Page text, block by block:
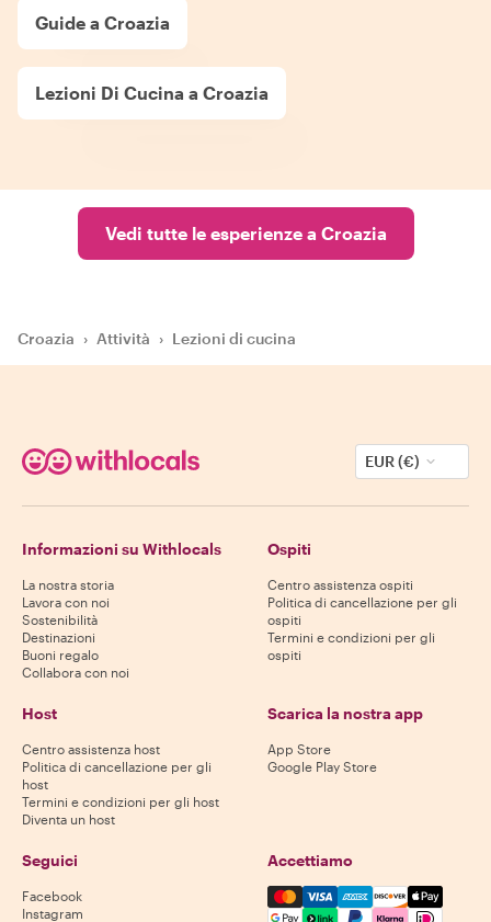
Guide a Croazia
Lezioni Di Cucina a Croazia
Vedi tutte le esperienze a Croazia
Croazia › Attività › Lezioni di cucina
EUR (€)
Informazioni su Withlocals
La nostra storia
Lavora con noi
Sostenibilità
Destinazioni
Buoni regalo
Collabora con noi
Ospiti
Centro assistenza ospiti
Politica di cancellazione per gli
ospiti
Termini e condizioni per gli
ospiti
Host
Centro assistenza host
Politica di cancellazione per gli
host
Termini e condizioni per gli host
Diventa un host
Scarica la nostra app
App Store
Google Play Store
Seguici
Facebook
Instagram
Accettiamo
Mastercard, Visa, Amex,